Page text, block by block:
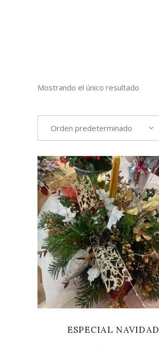
Mostrando el único resultado
Orden predeterminado
LEER MÁS
ESPECIAL NAVIDAD